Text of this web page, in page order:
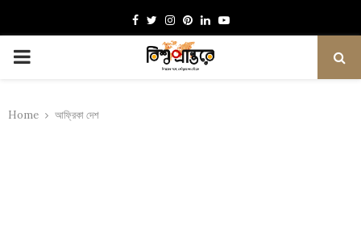
Facebook
TwitterInstagram
Pinterest
LinkedinYoutube
PRIMARY
Home আফ্রিকা দেশ